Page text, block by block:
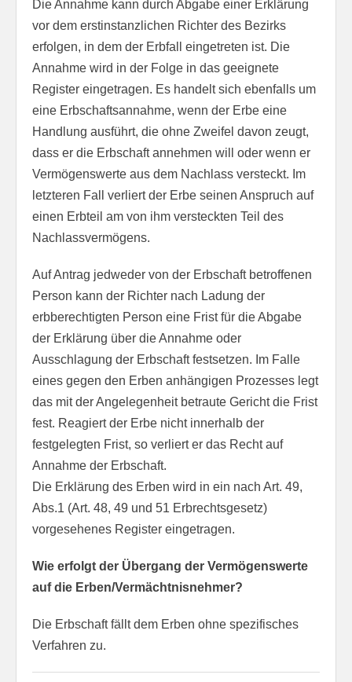
Die Annahme kann durch Abgabe einer Erklärung
vor dem erstinstanzlichen Richter des Bezirks
erfolgen, in dem der Erbfall eingetreten ist. Die
Annahme wird in der Folge in das geeignete
Register eingetragen. Es handelt sich ebenfalls um
eine Erbschaftsannahme, wenn der Erbe eine
Handlung ausführt, die ohne Zweifel davon zeugt,
dass er die Erbschaft annehmen will oder wenn er
Vermögenswerte aus dem Nachlass versteckt. Im
letzteren Fall verliert der Erbe seinen Anspruch auf
einen Erbteil am von ihm versteckten Teil des
Nachlassvermögens.
Auf Antrag jedweder von der Erbschaft betroffenen
Person kann der Richter nach Ladung der
erbberechtigten Person eine Frist für die Abgabe
der Erklärung über die Annahme oder
Ausschlagung der Erbschaft festsetzen. Im Falle
eines gegen den Erben anhängigen Prozesses legt
das mit der Angelegenheit betraute Gericht die Frist
fest. Reagiert der Erbe nicht innerhalb der
festgelegten Frist, so verliert er das Recht auf
Annahme der Erbschaft.
Die Erklärung des Erben wird in ein nach Art. 49,
Abs.1 (Art. 48, 49 und 51 Erbrechtsgesetz)
vorgesehenes Register eingetragen.
Wie erfolgt der Übergang der Vermögenswerte
auf die Erben/Vermächtnisnehmer?
Die Erbschaft fällt dem Erben ohne spezifisches
Verfahren zu.